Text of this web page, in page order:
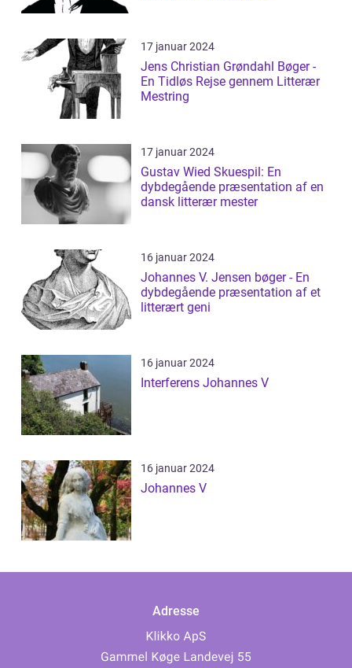
17 januar 2024
Jens Christian Grøndahl Bøger -
En Tidløs Rejse gennem Litterær
Mestring
17 januar 2024
Gustav Wied Skuespil: En
dybdegående præsentation af en
dansk litterær mester
16 januar 2024
Johannes V. Jensen bøger - En
dybdegående præsentation af et
litterært geni
16 januar 2024
Interferens Johannes V
16 januar 2024
Johannes V
Adresse